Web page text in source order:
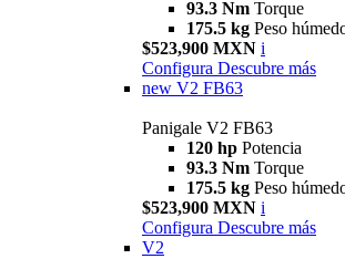
93.3 Nm Torque
175.5 kg Peso
$523,900 MXN i
Configura Descubre más
new V2 FB63
Panigale V2 FB63
120 hp Potencia
93.3 Nm Torque
175.5 kg Peso
$523,900 MXN i
Configura Descubre más
V2